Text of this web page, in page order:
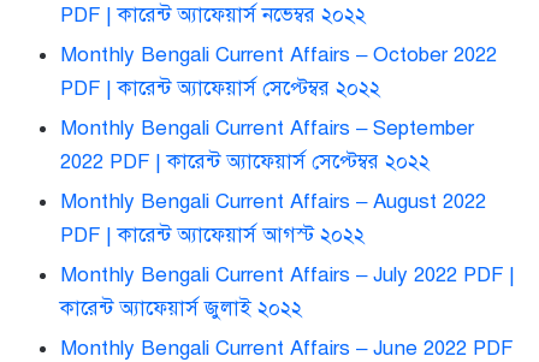
PDF | কারেন্ট অ্যাফেয়ার্স নভেম্বর ২০২২
Monthly Bengali Current Affairs – October 2022
PDF | কারেন্ট অ্যাফেয়ার্স সেপ্টেম্বর ২০২২
Monthly Bengali Current Affairs – September
2022 PDF | কারেন্ট অ্যাফেয়ার্স সেপ্টেম্বর ২০২২
Monthly Bengali Current Affairs – August 2022
PDF | কারেন্ট অ্যাফেয়ার্স আগস্ট ২০২২
Monthly Bengali Current Affairs – July 2022 PDF |
কারেন্ট অ্যাফেয়ার্স জুলাই ২০২২
Monthly Bengali Current Affairs – June 2022 PDF